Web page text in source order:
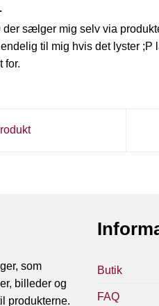
sælger mig selv via
til mig hvis det lyster
for.
som
billeder og
produkterne.
Butik
FAQ